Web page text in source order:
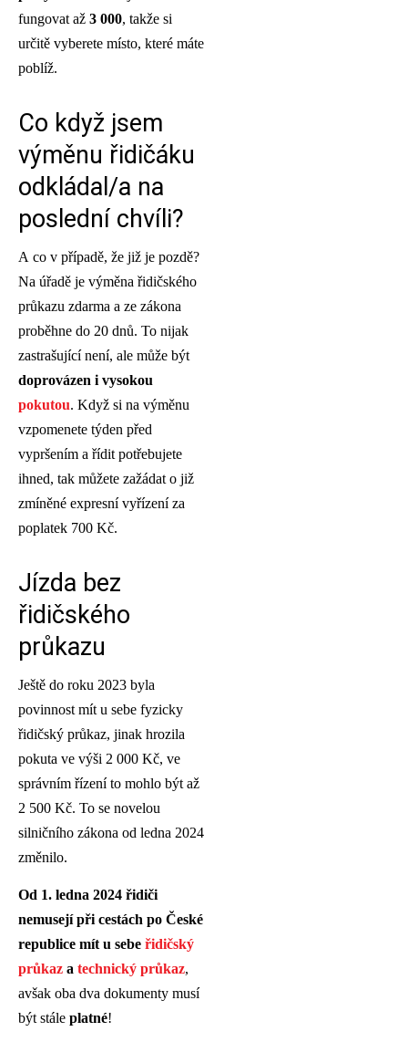
fungovat až 3 000, takže si
určitě vyberete místo, které máte
poblíž.
Co když jsem
výměnu řidičáku
odkládal/a na
poslední chvíli?
A co v případě, že již je pozdě?
Na úřadě je výměna řidičského
průkazu zdarma a ze zákona
proběhne do 20 dnů. To nijak
zastrašující není, ale může být
doprovázen i vysokou
pokutou. Když si na výměnu
vzpomenete týden před
vypršením a řídit potřebujete
ihned, tak můžete zažádat o již
zmíněné expresní vyřízení za
poplatek 700 Kč.
Jízda bez
řidičského
průkazu
Ještě do roku 2023 byla
povinnost mít u sebe fyzicky
řidičský průkaz, jinak hrozila
pokuta ve výši 2 000 Kč, ve
správním řízení to mohlo být až
2 500 Kč. To se novelou
silničního zákona od ledna 2024
změnilo.
Od 1. ledna 2024 řidiči
nemusejí při cestách po České
republice mít u sebe řidičský
průkaz a technický průkaz,
avšak oba dva dokumenty musí
být stále platné!